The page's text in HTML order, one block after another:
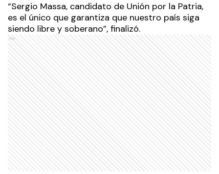
“Sergio Massa, candidato de Unión por la Patria,
es el único que garantiza que nuestro país siga
siendo libre y soberano”, finalizó.
Ads